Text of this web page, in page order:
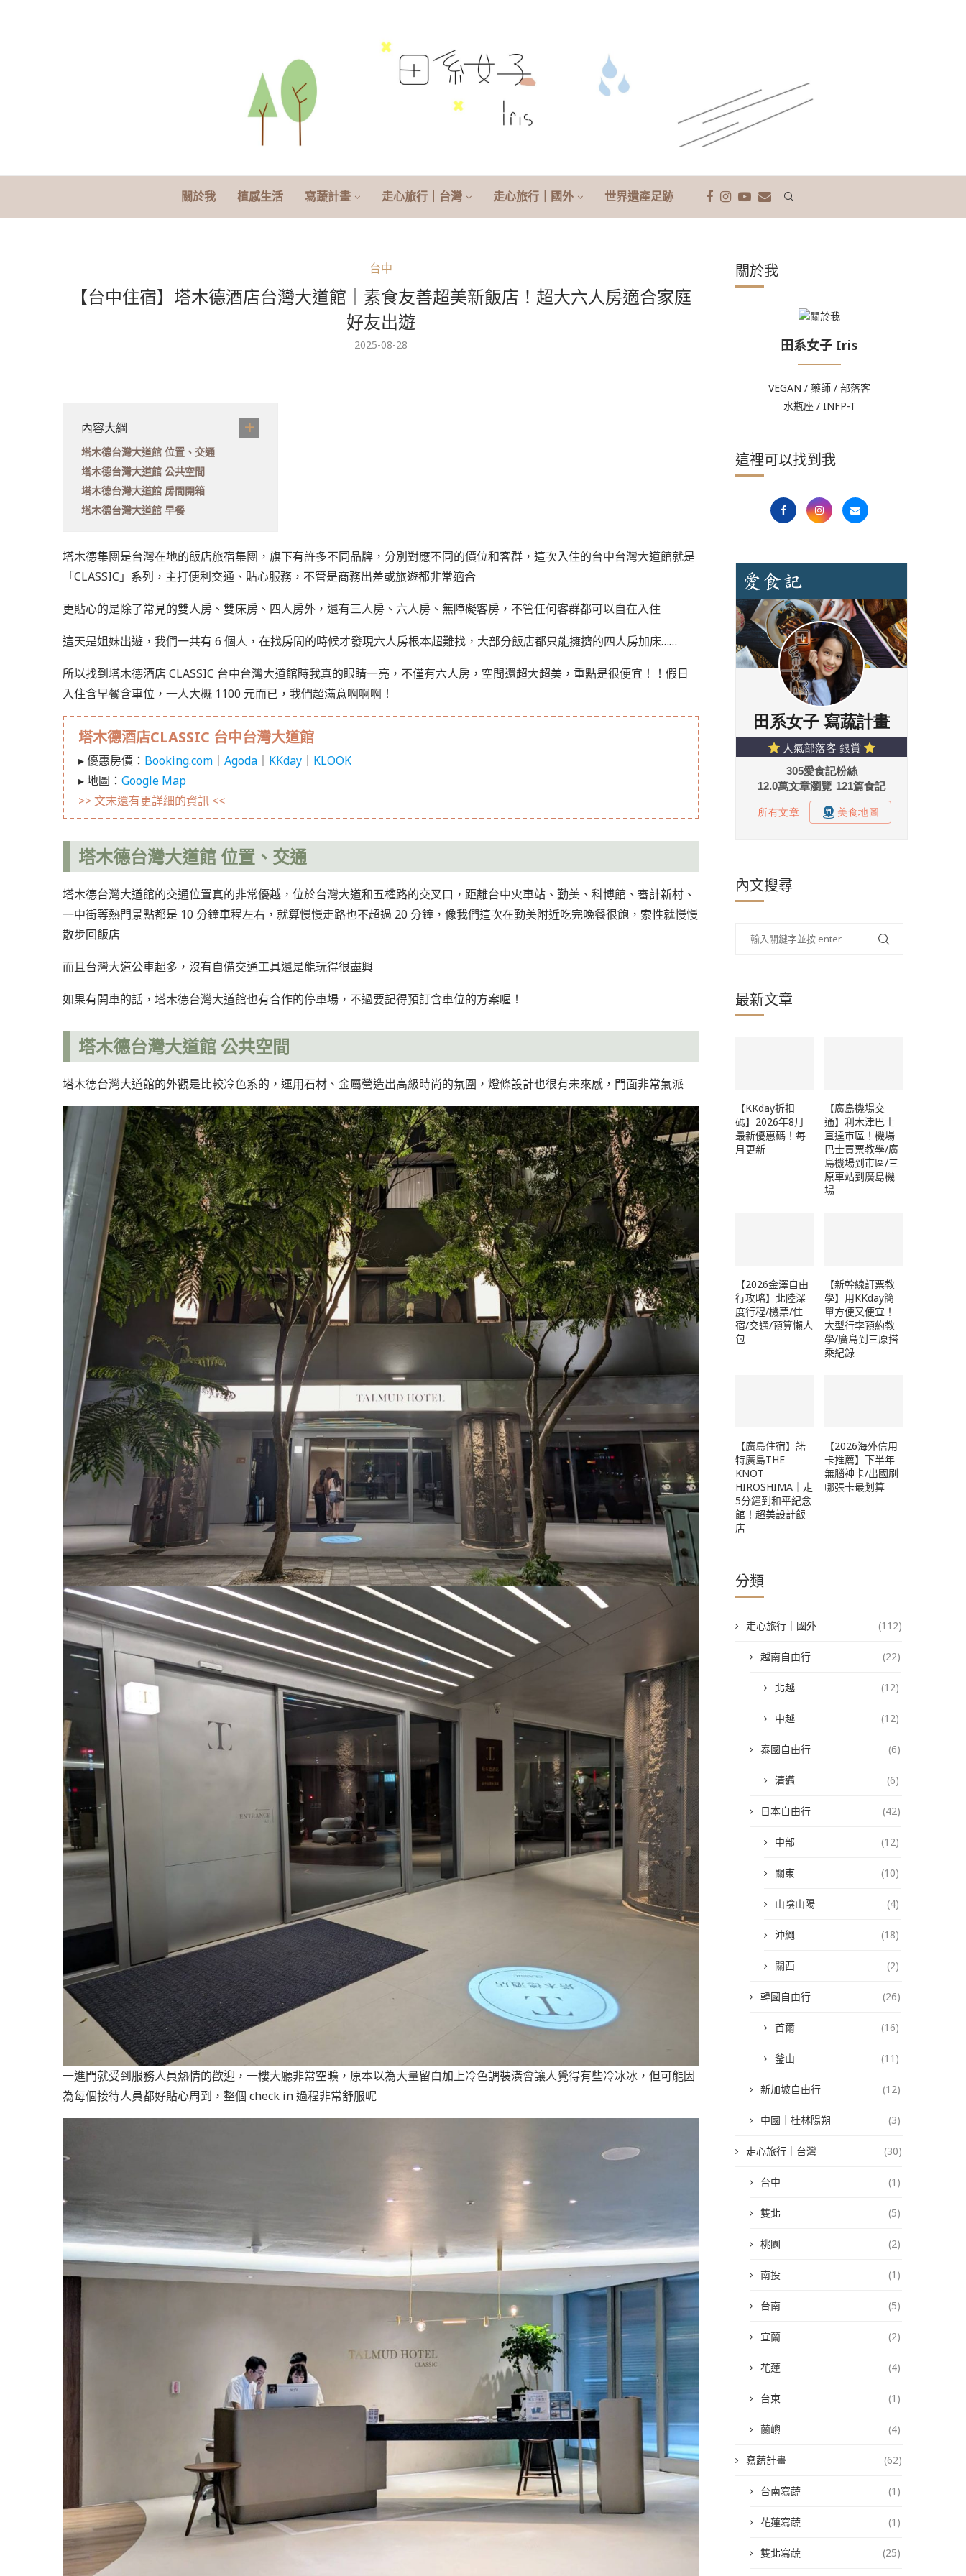
關於我 植感生活 寫蔬計畫 走心旅行｜台灣 走心旅行｜國外 世界遺產足跡
台中
【台中住宿】塔木德酒店台灣大道館｜素食友善超美新飯店！超大六人房適合家庭
好友出遊
2025-08-28
內容大綱
塔木德台灣大道館 位置、交通
塔木德台灣大道館 公共空間
塔木德台灣大道館 房間開箱
塔木德台灣大道館 早餐
塔木德集團是台灣在地的飯店旅宿集團，旗下有許多不同品牌，分別對應不同的價位和客群，這次入住的台中台灣大道館就是
「CLASSIC」系列，主打便利交通、貼心服務，不管是商務出差或旅遊都非常適合
更貼心的是除了常見的雙人房、雙床房、四人房外，還有三人房、六人房、無障礙客房，不管任何客群都可以自在入住
這天是姐妹出遊，我們一共有 6 個人，在找房間的時候才發現六人房根本超難找，大部分飯店都只能擁擠的四人房加床……
所以找到塔木德酒店 CLASSIC 台中台灣大道館時我真的眼睛一亮，不僅有六人房，空間還超大超美，重點是很便宜！！假日
入住含早餐含車位，一人大概 1100 元而已，我們超滿意啊啊啊！
塔木德酒店CLASSIC 台中台灣大道館
▸ 優惠房價： Booking.com Agoda KKday
KLOOK
▸ 地圖： Google Map
>> 文末還有更詳細的資訊 <<
塔木德台灣大道館 位置、交通
塔木德台灣大道館的交通位置真的非常優越，位於台灣大道和五權路的交叉口，距離台中火車站、勤美、科博館、審計新村、
一中街等熱門景點都是 10 分鐘車程左右，就算慢慢走路也不超過 20 分鐘，像我們這次在勤美附近吃完晚餐很飽，索性就慢慢
散步回飯店
而且台灣大道公車超多，沒有自備交通工具還是能玩得很盡興
如果有開車的話，塔木德台灣大道館也有合作的停車場，不過要記得預訂含車位的方案喔！
塔木德台灣大道館 公共空間
塔木德台灣大道館的外觀是比較冷色系的，運用石材、金屬營造出高級時尚的氛圍，燈條設計也很有未來感，門面非常氣派
一進門就受到服務人員熱情的歡迎，一樓大廳非常空曠，原本以為大量留白加上冷色調裝潢會讓人覺得有些冷冰冰，但可能因
為每個接待人員都好貼心周到，整個 check in 過程非常舒服呢
關於我
田系女子 Iris
VEGAN / 藥師 / 部落客
水瓶座 / INFP-T
這裡可以找到我
內文搜尋
最新文章
【KKday折扣
碼】2026年8月
最新優惠碼！每
月更新
【廣島機場交
通】利木津巴士
直達市區！機場
巴士買票教學/廣
島機場到市區/三
原車站到廣島機
場
【2026金澤自由
行攻略】北陸深
度行程/機票/住
宿/交通/預算懶人
包
【新幹線訂票教
學】用KKday簡
單方便又便宜！
大型行李預約教
學/廣島到三原搭
乘紀錄
【廣島住宿】諾
特廣島THE
KNOT
HIROSHIMA｜走
5分鐘到和平紀念
館！超美設計飯
店
【2026海外信用
卡推薦】下半年
無腦神卡/出國刷
哪張卡最划算
分類
走心旅行｜國外 (112)
越南自由行 (22)
北越 (12)
中越 (12)
泰國自由行 (6)
清邁 (6)
日本自由行 (42)
中部 (12)
關東 (10)
山陰山陽 (4)
沖繩 (18)
關西 (2)
韓國自由行 (26)
首爾 (16)
釜山 (11)
新加坡自由行 (12)
中國｜桂林陽朔 (3)
走心旅行｜台灣 (30)
台中 (1)
雙北 (5)
桃園 (2)
南投 (1)
台南 (5)
宜蘭 (2)
花蓮 (4)
台東 (1)
蘭嶼 (4)
寫蔬計畫 (62)
台南寫蔬 (1)
花蓮寫蔬 (1)
雙北寫蔬 (25)